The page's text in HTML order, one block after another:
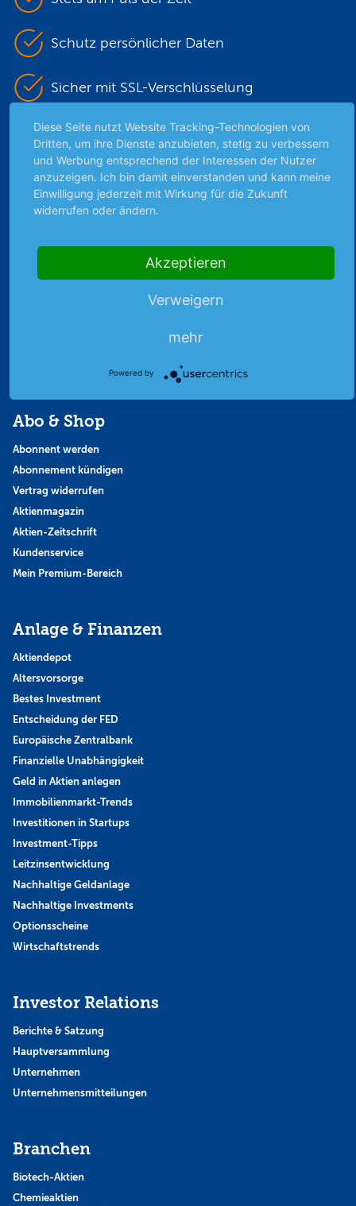
Schutz persönlicher Daten
Sicher mit SSL-Verschlüsselung
Highlights
Archiv
Börsenbericht
Favoriten
Abo & Shop
Abonnent werden
Abonnement kündigen
Vertrag widerrufen
Aktienmagazin
Aktien-Zeitschrift
Kundenservice
Mein Premium-Bereich
Anlage & Finanzen
Aktiendepot
Altersvorsorge
Bestes Investment
Entscheidung der FED
Europäische Zentralbank
Finanzielle Unabhängigkeit
Geld in Aktien anlegen
Immobilienmarkt-Trends
Investitionen in Startups
Investment-Tipps
Leitzinsentwicklung
Nachhaltige Geldanlage
Nachhaltige Investments
Optionsscheine
Wirtschaftstrends
Investor Relations
Berichte & Satzung
Hauptversammlung
Unternehmen
Unternehmensmitteilungen
Branchen
Biotech-Aktien
Chemieaktien
Diese Seite nutzt Website Tracking-Technologien von
Dritten, um ihre Dienste anzubieten, stetig zu verbessern
und Werbung entsprechend der Interessen der Nutzer
anzuzeigen. Ich bin damit einverstanden und kann meine
Einwilligung jederzeit mit Wirkung für die Zukunft
widerrufen oder ändern.
Akzeptieren
Verweigern
mehr
Powered by